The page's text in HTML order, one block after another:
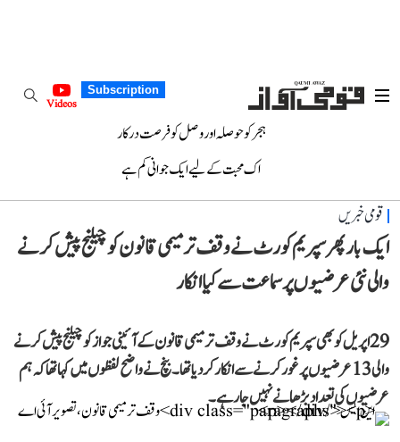
Subscription
Videos
ہجر کو حوصلہ اور وصل کو فرصت درکار
اک محبت کے لیے ایک جوانی کم ہے
قومی خبریں
ایک بار پھر سپریم کورٹ نے وقف ترمیمی قانون کو چیلنج پیش کرنے
والی نئی عرضیوں پر سماعت سے کیا انکار
29 اپریل کو بھی سپریم کورٹ نے وقف ترمیمی قانون کے آئینی جواز کو چیلنج پیش کرنے
والی 13 عرضیوں پر غور کرنے سے انکار کر دیا تھا۔ بنچ نے واضح لفظوں میں کہا تھا کہ ہم
عرضیوں کی تعداد بڑھانے نہیں جا رہے۔